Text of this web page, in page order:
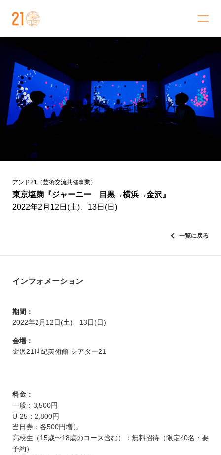
アンド21（芸術交流共催事業）
東京塩麹『ジャーニー 目黒→横浜→金沢』
2022年2月12日(土)、13日(日)
一覧に戻る
インフォメーション
期間：
2022年2月12日(土)、13日(日)
会場：
金沢21世紀美術館 シアター21
料金：
一般：3,500円
U-25：2,800円
当日券：各500円増し
高校生（15歳〜18歳のコース含む）：無料招待（限定40名・要
予約）